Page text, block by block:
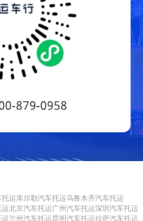
运库尔勒汽车托运乌鲁木齐汽车托运
运北京汽车托运广州汽车托运深圳汽车托运
运兰州汽车托运昆明汽车托运拉萨汽车托运